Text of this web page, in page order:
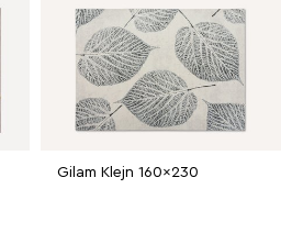
Gilam Klejn 160x230